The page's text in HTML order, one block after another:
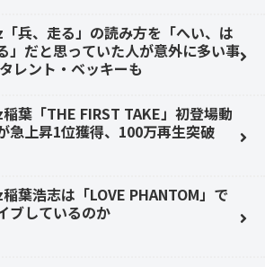
兵、走る」の読み方を「へい、は
」だと思っていた人が意外に多い事
レント・ベッキーも
葉「THE FIRST TAKE」初登場動
急上昇1位獲得、100万再生突破
葉浩志は「LOVE PHANTOM」で
ブしているのか